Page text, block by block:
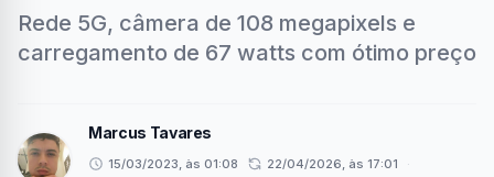
Rede 5G, câmera de 108 megapixels e
carregamento de 67 watts com ótimo preço
Marcus Tavares
15/03/2023, às 01:08 22/04/2026, às 17:01
·